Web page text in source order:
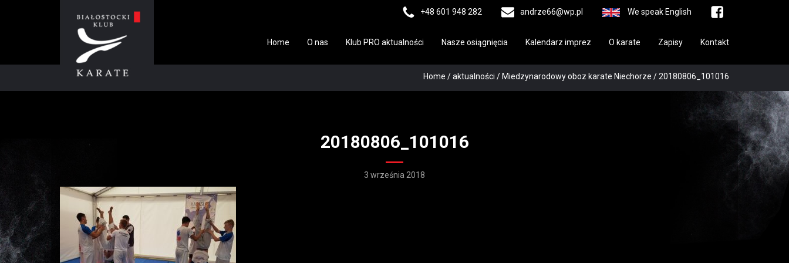
+48 601 948 282 andrze66@wp.pl We speak English
Home O nas Klub PRO aktualności Nasze osiągnięcia Kalendarz imprez O karate Zapisy Kontakt
Home /aktualności / Miedzynarodowy oboz karate Niechorze /20180806_101016
20180806_101016
3 września 2018